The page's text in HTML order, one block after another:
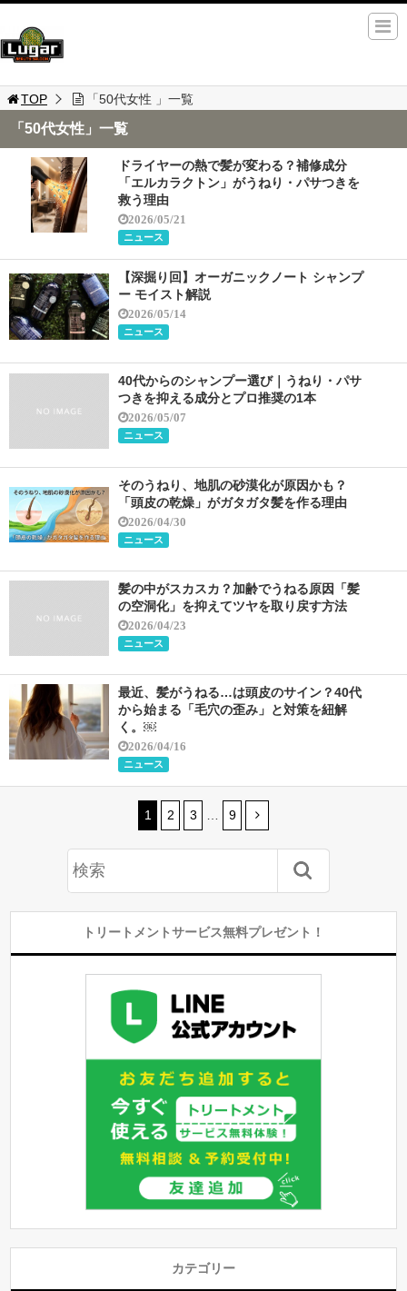
TOP 「50代女性 」一覧
「50代女性」一覧
ドライヤーの熱で髪が変わる？補修成分
「エルカラクトン」がうねり・パサつきを
救う理由
2026/05/21
ニュース
【深掘り回】オーガニックノート シャンプ
ー モイスト解説
2026/05/14
ニュース
40代からのシャンプー選び｜うねり・パサ
つきを抑える成分とプロ推奨の1本
2026/05/07
ニュース
そのうねり、地肌の砂漠化が原因かも？
「頭皮の乾燥」がガタガタ髪を作る理由
2026/04/30
ニュース
髪の中がスカスカ？加齢でうねる原因「髪
の空洞化」を抑えてツヤを取り戻す方法
2026/04/23
ニュース
最近、髪がうねる…は頭皮のサイン？40代
から始まる「毛穴の歪み」と対策を紐解
く。￼
2026/04/16
ニュース
1 2 3 9
トリートメントサービス無料プレゼント！
カテゴリー